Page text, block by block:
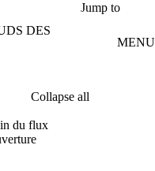
Jump to
DES
MENU
Collapse all
du flux